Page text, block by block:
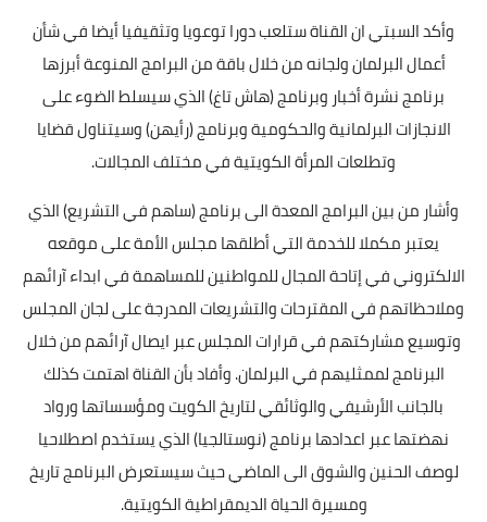
وأكد السبتي ان القناة ستلعب دورا توعويا وتثقيفيا أيضا في شأن
أعمال البرلمان ولجانه من خلال باقة من البرامج المنوعة أبرزها
برنامج نشرة أخبار وبرنامج (هاش تاغ) الذي سيسلط الضوء على
الانجازات البرلمانية والحكومية وبرنامج (رأيهن) وسيتناول قضايا
وتطلعات المرأة الكويتية في مختلف المجالات.
وأشار من بين البرامج المعدة الى برنامج (ساهم في التشريع) الذي
يعتبر مكملا للخدمة التي أطلقها مجلس الأمة على موقعه
الالكتروني في إتاحة المجال للمواطنين للمساهمة في ابداء آرائهم
وملاحظاتهم في المقترحات والتشريعات المدرجة على لجان المجلس
وتوسيع مشاركتهم في قرارات المجلس عبر ايصال آرائهم من خلال
البرنامج لممثليهم في البرلمان. وأفاد بأن القناة اهتمت كذلك
بالجانب الأرشيفي والوثائقي لتاريخ الكويت ومؤسساتها ورواد
نهضتها عبر اعدادها برنامج (نوستالجيا) الذي يستخدم اصطلاحيا
لوصف الحنين والشوق الى الماضي حيث سيستعرض البرنامج تاريخ
ومسيرة الحياة الديمقراطية الكويتية.